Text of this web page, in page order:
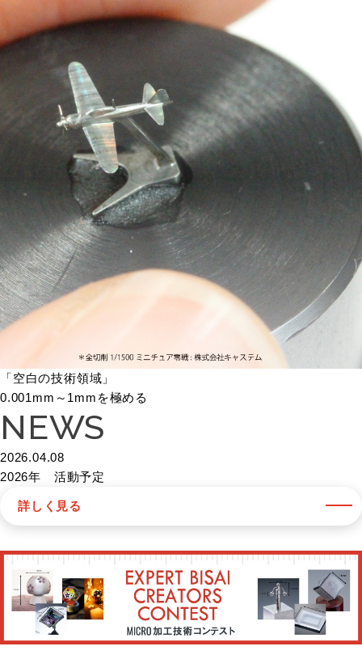
「空白の技術領域」
0.001mm～1mmを極める
NEWS
2026.04.08
2026年 活動予定
詳しく見る